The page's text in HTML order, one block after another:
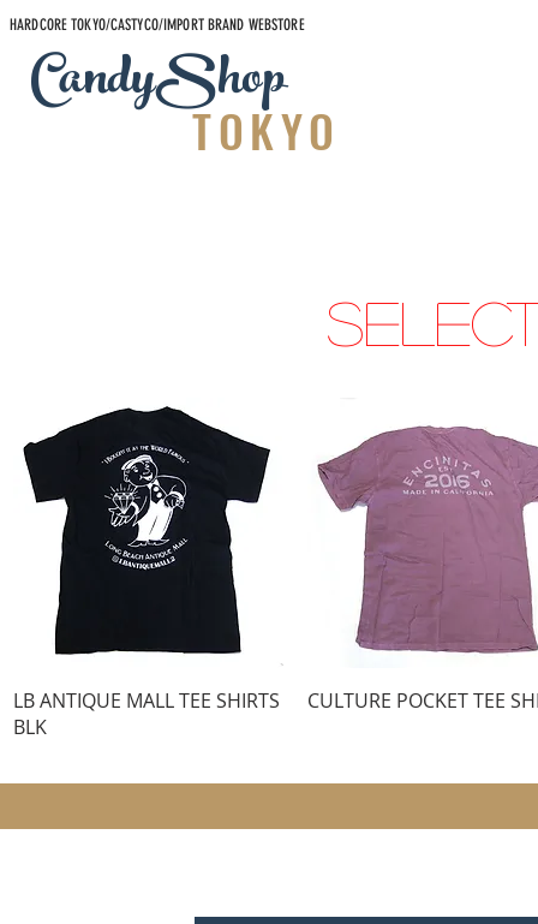
HARDCORE TOKYO/CASTYCO/IMPORT BRAND WEBSTORE
TOKYO
CandyShop
クイックビュー
LB ANTIQUE MALL TEE SHIRTS
BLK
クイックビュー
CULTURE POCKET TEE